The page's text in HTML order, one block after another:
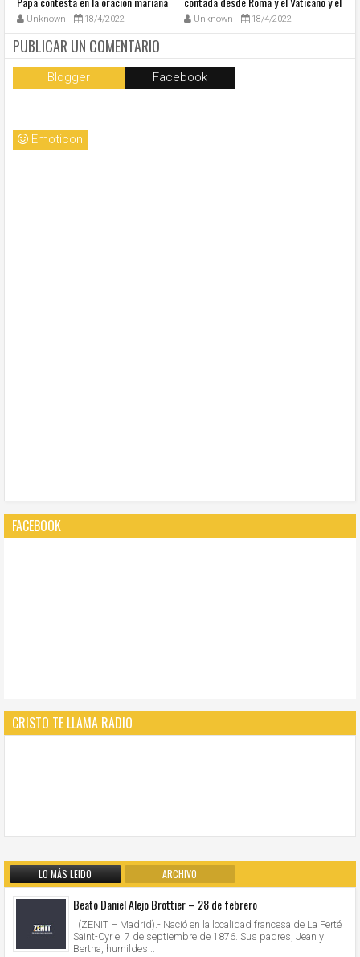
de este lunes en la Plaza de San
Pedro
Unknown 18/4/2022 resumen de noticias en audio
Unknown 18/4/2022
PUBLICAR UN COMENTARIO
Blogger Facebook
Emoticon
FACEBOOK
CRISTO TE LLAMA RADIO
LO MÁS LEIDO ARCHIVO
Beato Daniel Alejo Brottier – 28 de febrero
(ZENIT – Madrid).- Nació en la localidad francesa de La Ferté
Saint-Cyr el 7 de septiembre de 1876. Sus padres, Jean y
Bertha, humildes...